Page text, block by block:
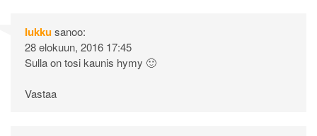
Iukkusanoo:
28 elokuun, 2016 17:45
Sulla on tosi kaunis hymy 🙂
Vastaa